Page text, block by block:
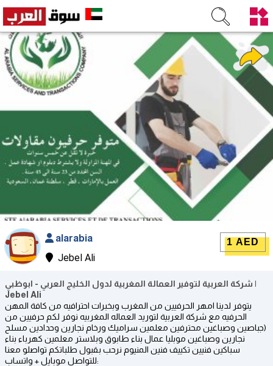
alarabia
Jebel Ali
1 AED
شركة العربية لتوفير العمالة المغربية لدول الخليج العربي - ابوظبي |
Jebel Ali
يتوفر لدينا امهر الحرفيين من المغرب وبخبرات احترافيه من كافة المهن
الحرفيه مع شركة العربية لتوريد العماله المغربيه نوفر لكم حرفيين من
(جباصين وصباغين محترفين معلمين سراميك ورخام نجارين وحدادين مسلح
نجارين وصباغين موبليا عمال بناء طابوق وبلاستر معلمين كهرباء بناء
سباكين فنيين تكييف فنين المنيوم نرحب بقبول طلباتكم تواصلو معنا
للتواصل موبايل + واتساب: